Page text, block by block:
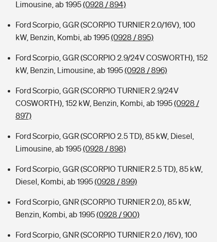
Limousine, ab 1995(0928 / 894)
Ford Scorpio, GGR (SCORPIO TURNIER 2.0/16V), 100
kW, Benzin, Kombi, ab 1995(0928 / 895)
Ford Scorpio, GGR (SCORPIO 2.9/24V COSWORTH), 152
kW, Benzin, Limousine, ab 1995(0928 / 896)
Ford Scorpio, GGR (SCORPIO TURNIER 2.9/24V
COSWORTH), 152 kW, Benzin, Kombi, ab 1995(0928 /
897)
Ford Scorpio, GGR (SCORPIO 2.5 TD), 85 kW, Diesel,
Limousine, ab 1995(0928 / 898)
Ford Scorpio, GGR (SCORPIO TURNIER 2.5 TD), 85 kW,
Diesel, Kombi, ab 1995(0928 / 899)
Ford Scorpio, GNR (SCORPIO TURNIER 2.0), 85 kW,
Benzin, Kombi, ab 1995(0928 / 900)
Ford Scorpio, GNR (SCORPIO TURNIER 2.0 /16V), 100